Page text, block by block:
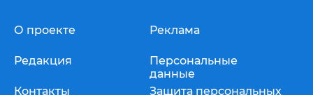
О проекте
Редакция
Контакты
Реклама
Персональные
данные
Защита персональных